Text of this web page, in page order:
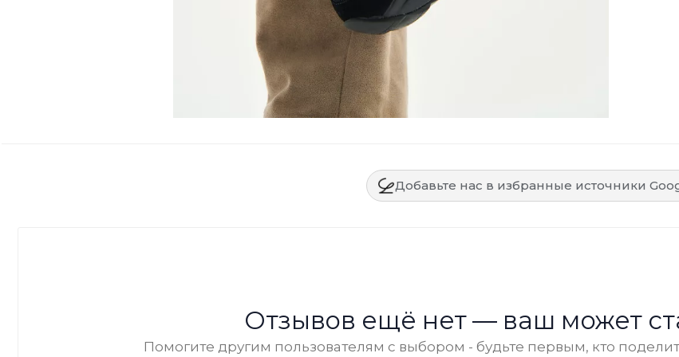
Добавьте нас в избранные источники
Отзывов ещё нет — ваш может
Помогите другим пользователям с выбором - будьте первым, кто